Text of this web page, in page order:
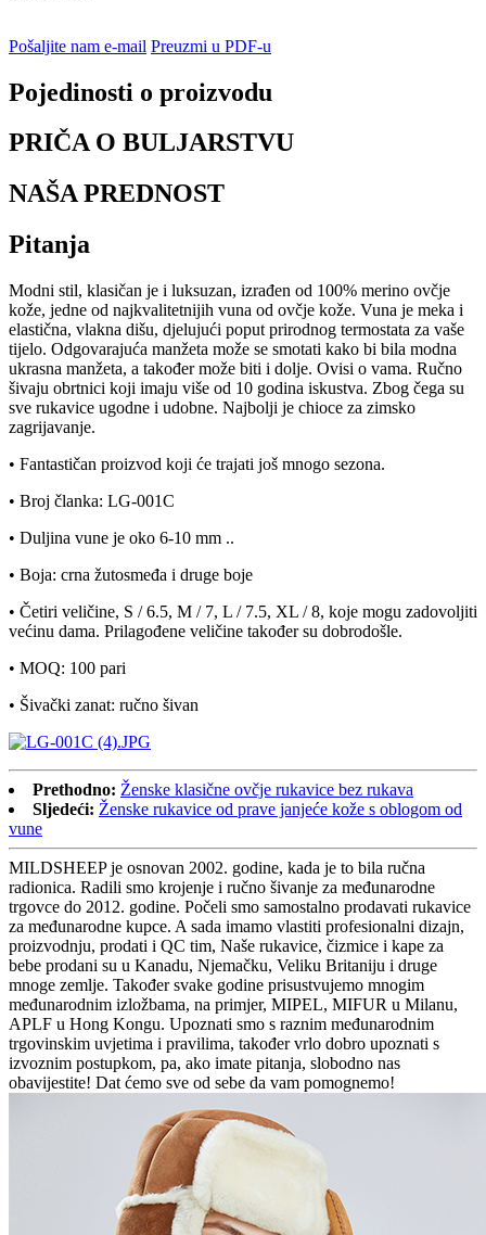
Pošaljite nam e-mail Preuzmi u PDF-u
Pojedinosti o proizvodu
PRIČA O BULJARSTVU
NAŠA PREDNOST
Pitanja
Modni stil, klasičan je i luksuzan, izrađen od 100% merino ovčje
kože, jedne od najkvalitetnijih vuna od ovčje kože. Vuna je meka i
elastična, vlakna dišu, djelujući poput prirodnog termostata za vaše
tijelo. Odgovarajuća manžeta može se smotati kako bi bila modna
ukrasna manžeta, a također može biti i dolje. Ovisi o vama. Ručno
šivaju obrtnici koji imaju više od 10 godina iskustva. Zbog čega su
sve rukavice ugodne i udobne. Najbolji je chioce za zimsko
zagrijavanje.
• Fantastičan proizvod koji će trajati još mnogo sezona.
• Broj članka: LG-001C
• Duljina vune je oko 6-10 mm ..
• Boja: crna žutosmeđa i druge boje
• Četiri veličine, S / 6.5, M / 7, L / 7.5, XL / 8, koje mogu zadovoljiti
većinu dama. Prilagođene veličine također su dobrodošle.
• MOQ: 100 pari
• Šivački zanat: ručno šivan
Prethodno: Ženske klasične ovčje rukavice bez rukava
Sljedeći: Ženske rukavice od prave janjeće kože s oblogom od
vune
MILDSHEEP je osnovan 2002. godine, kada je to bila ručna
radionica. Radili smo krojenje i ručno šivanje za međunarodne
trgovce do 2012. godine. Počeli smo samostalno prodavati rukavice
za međunarodne kupce. A sada imamo vlastiti profesionalni dizajn,
proizvodnju, prodati i QC tim, Naše rukavice, čizmice i kape za
bebe prodani su u Kanadu, Njemačku, Veliku Britaniju i druge
mnoge zemlje. Također svake godine prisustvujemo mnogim
međunarodnim izložbama, na primjer, MIPEL, MIFUR u Milanu,
APLF u Hong Kongu. Upoznati smo s raznim međunarodnim
trgovinskim uvjetima i pravilima, također vrlo dobro upoznati s
izvoznim postupkom, pa, ako imate pitanja, slobodno nas
obavijestite! Dat ćemo sve od sebe da vam pomognemo!